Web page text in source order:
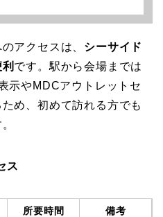
アクセスは、 シーサイド
です。駅から会場までは
示やMDCアウトレットセ
め、初めて訪れる方でも
ス
所要時間 備考